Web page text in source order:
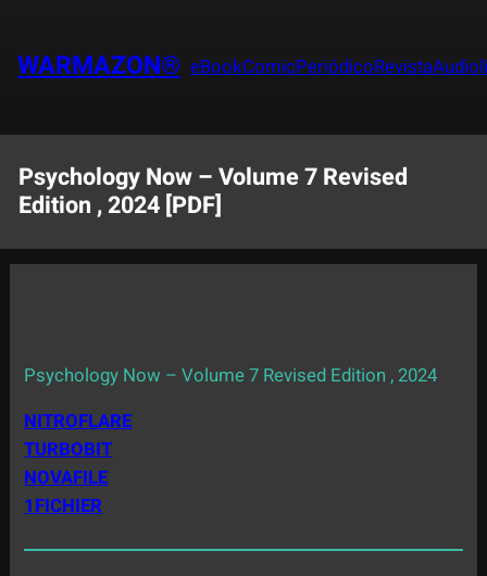
contenido
WARMAZON® eBookComicPeriódicoRevista
Psychology Now – Volume 7 Revised
Edition , 2024 [PDF]
Psychology Now – Volume 7 Revised Edition , 2024
NITROFLARE
TURBOBIT
NOVAFILE
1FICHIER